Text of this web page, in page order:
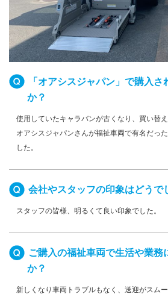
「オアシスジャパン」で購入
か？
使用していたキャラバンが古くなり、買い替
オアシスジャパンさんが福祉車両で有名だっ
した。
会社やスタッフの印象はどうで
スタッフの皆様、明るくて良い印象でした。
ご購入の福祉車両で生活や業務
か？
新しくなり車両トラブルもなく、送迎がスムー